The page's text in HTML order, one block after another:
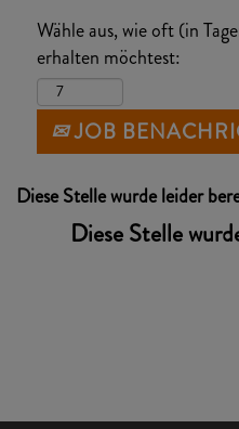
Wähle aus, wie oft (in
erhalten möchtest:
JOB
Diese Stelle wurde leider
Diese Stelle